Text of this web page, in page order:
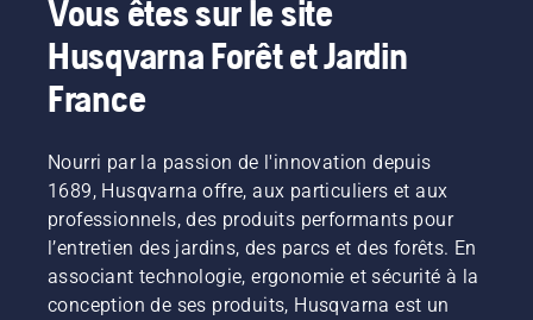
produit
pour les
machines
portatives
batterie
chez
Husqvarna.
régime,
tout en
conservant
le couple
pour
l'utilisateur
de
préserver
la durée
de vie de
la
clients
de
partager
batterie
en les
louant
via des
cabanes
à outils
numériques
lors de
l'utilisation,
ce qui
travailler
plus
longtemps
produits
alimentés
par
est
considérablement
réduit.
Vous êtes sur le site
Husqvarna Forêt et Jardin
France
Nourri par la passion de l'innovation depuis
1689, Husqvarna offre, aux particuliers et aux
professionnels, des produits performants pour
l’entretien des jardins, des parcs et des forêts. En
associant technologie, ergonomie et sécurité à la
conception de ses produits, Husqvarna est un